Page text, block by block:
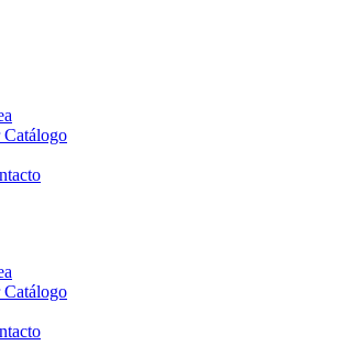
Catálogo
Catálogo